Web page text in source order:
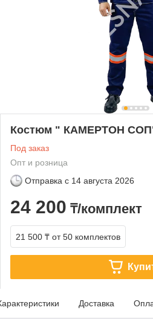
Костюм " КАМЕРТОН
Под заказ
Опт и розница
Отправка с 14 августа 2026
24 200 ₸/комплект
21 500 ₸ от 50 комплектов
Доставка